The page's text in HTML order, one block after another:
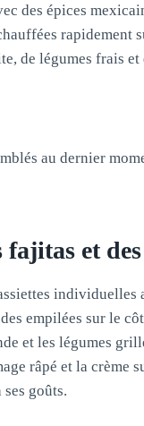
des épices
rapidement
de légumes frais et
au dernier
et
empilées sur le
et les légumes
râpé et la crème
goûts.